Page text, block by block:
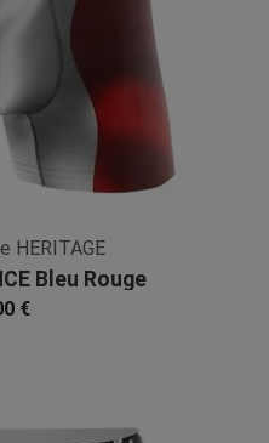
HERITAGE
Bleu Rouge
€